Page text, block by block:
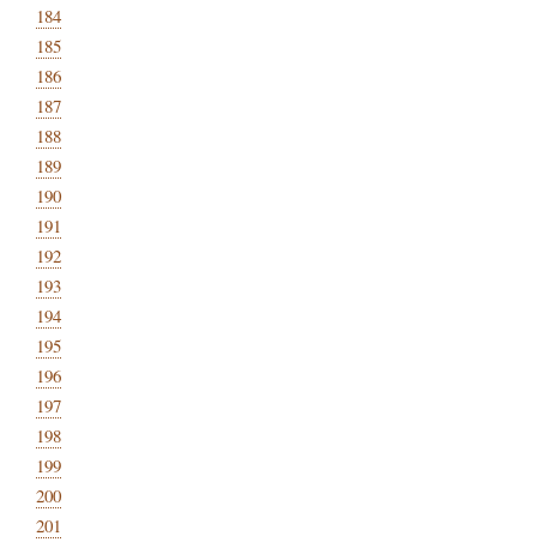
184
185
186
187
188
189
190
191
192
193
194
195
196
197
198
199
200
201